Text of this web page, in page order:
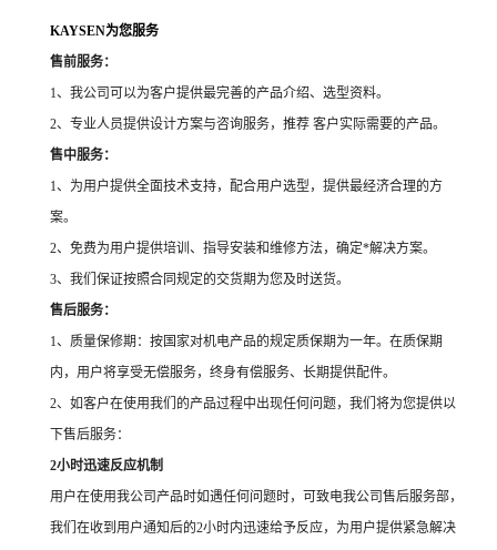
KAYSEN为您服务
售前服务：
1、我公司可以为客户提供最完善的产品介绍、选型资料。
2、专业人员提供设计方案与咨询服务，推荐 客户实际需要的产品。
售中服务：
1、为用户提供全面技术支持，配合用户选型，提供最经济合理的方
案。
2、免费为用户提供培训、指导安装和维修方法，确定*解决方案。
3、我们保证按照合同规定的交货期为您及时送货。
售后服务：
1、质量保修期：按国家对机电产品的规定质保期为一年。在质保期
内，用户将享受无偿服务，终身有偿服务、长期提供配件。
2、如客户在使用我们的产品过程中出现任何问题，我们将为您提供以
下售后服务：
2小时迅速反应机制
用户在使用我公司产品时如遇任何问题时，可致电我公司售后服务部，
我们在收到用户通知后的2小时内迅速给予反应，为用户提供紧急解决